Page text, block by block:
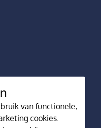
van functionele,
cookies.